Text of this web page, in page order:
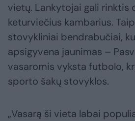
vietų. Lankytojai gali rinktis
keturviečius kambarius.
stovykliniai bendrabučiai,
apsigyvena jaunimas –
vasaromis vyksta futbolo,
sporto šakų stovyklos.
„Vasarą ši vieta labai